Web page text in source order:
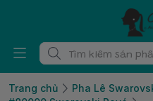
Trang chủ
Pha Lê